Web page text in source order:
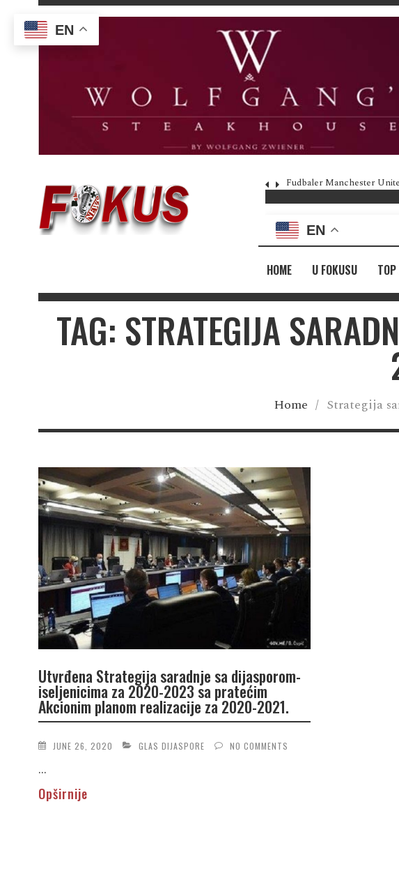
Fudbaler Manchester
EN
HOME U FOKUSU
TAG: STRATEGIJA
Home / Strategija
Utvrđena Strategija saradnje sa dijasporom-
iseljenicima za 2020-2023 sa pratećim
Akcionim planom realizacije za 2020-2021.
JUNE 26, 2020 GLAS DIJASPORE NO COMMENTS
...
Opširnije
EN